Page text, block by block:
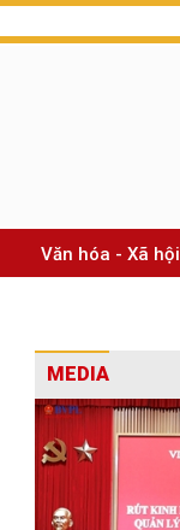
Văn hóa - Xã hội
MEDIA